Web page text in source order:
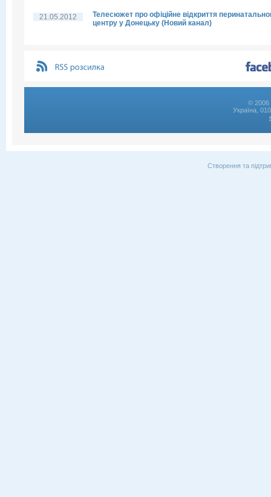
21.05.2012
Телесюжет про офіційне відкриття
центру у Донецьку (Новий канал)
© 2006
Україна,
Створення та